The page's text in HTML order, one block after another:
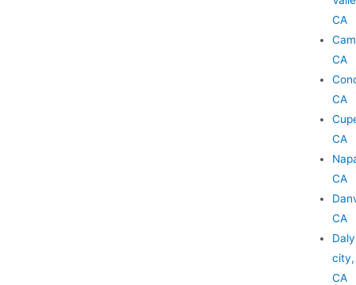
CA
CA
CA
CA
CA
CA
Daly
city,
CA